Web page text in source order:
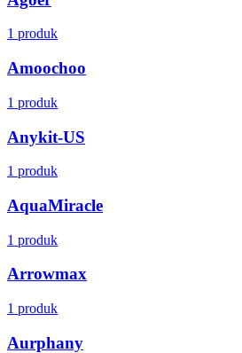
1 produk
Amoochoo
1 produk
Anykit-US
1 produk
AquaMiracle
1 produk
Arrowmax
1 produk
Aurphany